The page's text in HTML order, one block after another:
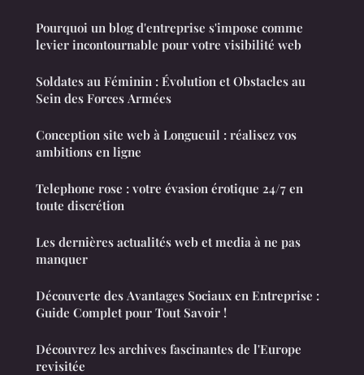
Pourquoi un blog d'entreprise s'impose comme
levier incontournable pour votre visibilité web
Soldates au Féminin : Évolution et Obstacles au
Sein des Forces Armées
Conception site web à Longueuil : réalisez vos
ambitions en ligne
Telephone rose : votre évasion érotique 24/7 en
toute discrétion
Les dernières actualités web et media à ne pas
manquer
Découverte des Avantages Sociaux en Entreprise :
Guide Complet pour Tout Savoir !
Découvrez les archives fascinantes de l'Europe
revisitée